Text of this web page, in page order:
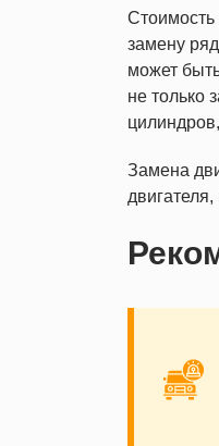
Стоимость
замену
может
не только
Замена